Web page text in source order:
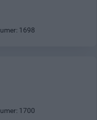
1698
1700